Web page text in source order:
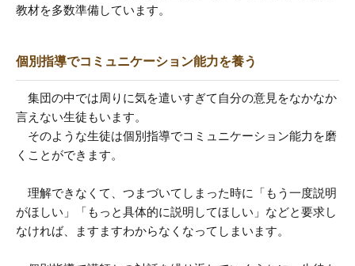
教材を多数準備しています。
個別指導でコミュニケーション能力を養う
集団の中では周りに気を遣いすぎて自分の意見をなかなか
言えない生徒もいます。
そのような生徒は個別指導でコミュニケーション能力を磨
くことができます。
理解できなくて、つまづいてしまった時に「もう一度説明
がほしい」「もっと具体的に説明してほしい」などと要求し
なければ、ますますわからなくなってしまいます。